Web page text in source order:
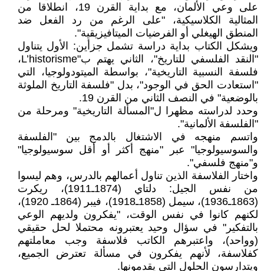
على وعي الألمان، مع بداية القرن 19، انطلاقا من
المثالية الكلاسيكية، "على الرغم من رد الفعل ضد
المنطق الهيغلي أو الفرضيات الميتافيزيقية".
ويشكل الكتاب بداية دراسة تشمل جزأين: الأول يتناول
"النقد الفلسفي للتاريخ"، الثاني يهتم ب"L’historisme،
فلسفة النسبية التاريخية"، بواسطة الميتودولوجيا، التي
"استعادت الحق في الوجود"، بدل "فلسفة التاريخ الملوثة
بالوضعية" في النصف الثاني من القرن 19.
وحدد لدراسته مظهرا ل"المسألة التاريخية" ومرحلة من
"الفلسفة الألمانية".
واتسم منهجه في الاشتغال بالدمج بين "الفلسفة
والسوسيولوجيا" عبر "منهج أكثر أو أقل سوسيولوجيا"
و"منهج فلسفي".
واختار الفلاسفة الذين تناول أعمالهم بالدرس، وهم ليسوا
من نفس الجيل: دلتاي (1874ـ1911)، ريكرت
(1863ـ1936)، سيمل (1858ـ1918)، فيبر (1864ـ 1920)،
لكنهم كانوا في نفس الوقت، "يفكرون ولديهم الوعي
بالتفكير" في سؤال وحيد يعتبرونه محتملا لحل حقيقي
(وواحد)، واعتبرهم الكاتب فلاسفة وجب معاملتهم
كفلاسفة، لأنهم يفكرون في مسألة تعترض الجميع،
ويتدارسون الحلول التي يقدمونها.